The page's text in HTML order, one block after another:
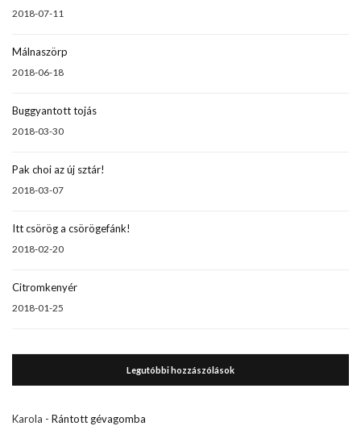
2018-07-11
Málnaszörp
2018-06-18
Buggyantott tojás
2018-03-30
Pak choi az új sztár!
2018-03-07
Itt csörög a csörögefánk!
2018-02-20
Citromkenyér
2018-01-25
Legutóbbi hozzászólások
Karola - Rántott gévagomba